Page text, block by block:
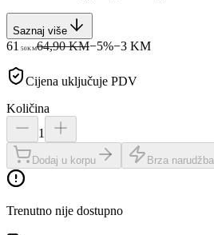
Saznaj više
61 50KM64,90 KM−5%−3KM
Cijena uključuje PDV
Količina
1
Dodaj u korpu Brza narudžba
Trenutno nije dostupno